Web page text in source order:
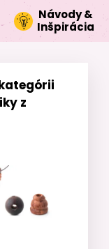
Návody &
Inšpirácia
z